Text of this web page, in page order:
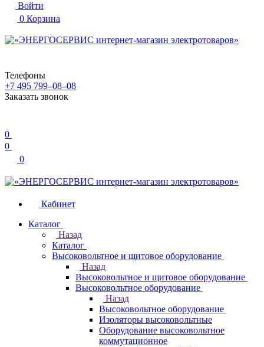
Войти
0 Корзина
Телефоны
+7 495 799–08–08
Заказать звонок
0
0
0
Кабинет
Каталог
Назад
Каталог
Высоковольтное и щитовое оборудование
Назад
Высоковольтное и щитовое оборудование
Высоковольтное оборудование
Назад
Высоковольтное оборудование
Изоляторы высоковольтные
Оборудование высоковольтное
коммутационное